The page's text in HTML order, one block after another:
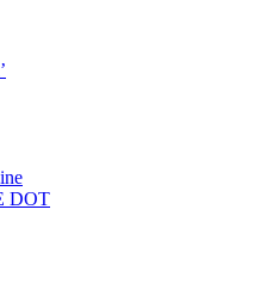
DOT